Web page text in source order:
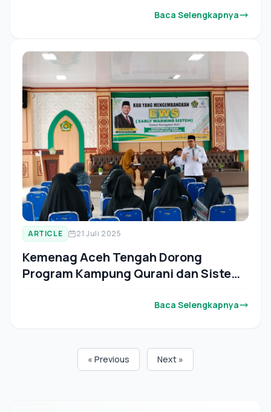
Baca Selengkapnya
ARTICLE 21 Juli 2025
Kemenag Aceh Tengah Dorong
Program Kampung Qurani dan Sistem
Baca Selengkapnya
« Previous Next »